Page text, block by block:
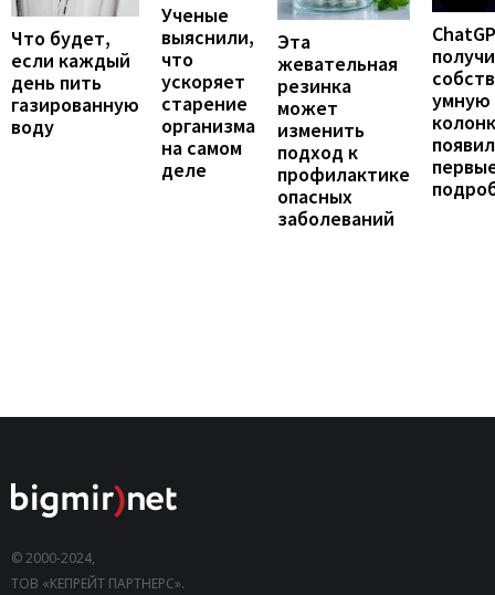
Что будет,
если каждый
день пить
газированную
воду
Ученые
выяснили,
что
ускоряет
старение
организма
на самом
деле
Эта
жевательная
резинка
может
изменить
подход к
профилактике
опасных
заболеваний
умную
© 2000-2024,
ТОВ «КЕПРЕЙТ ПАРТНЕРС».